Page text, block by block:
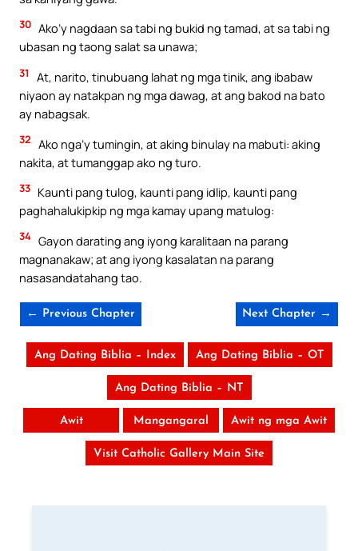
30 Ako’y nagdaan sa tabi ng bukid ng tamad, at sa tabi ng
ubasan ng taong salat sa unawa;
31
At, narito, tinubuang lahat ng mga tinik, ang ibabaw
niyaon ay natakpan ng mga dawag, at ang bakod na bato
ay nabagsak.
32 Ako nga’y tumingin, at aking binulay na mabuti: aking
nakita, at tumanggap ako ng turo.
33 Kaunti pang tulog, kaunti pang idlip, kaunti pang
paghahalukipkip ng mga kamay upang matulog:
34 Gayon darating ang iyong karalitaan na parang
magnanakaw; at ang iyong kasalatan na parang
nasasandatahang tao.
← Previous Chapter Next Chapter →
Ang Dating Biblia – Index Ang Dating Biblia – OT
Ang Dating Biblia – NT
Awit Mangangaral Awit ng mga Awit
Visit Catholic Gallery Main Site